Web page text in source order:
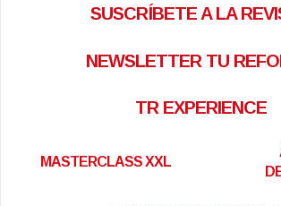
SUSCRÍBETE A LA
NEWSLETTER TU
TR EXPERIENCE
MASTERCLASS XXL